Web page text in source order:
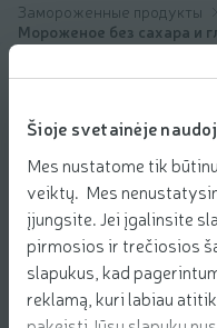
Šioje svetainėje
Mes nustatome tik
veiktų. Mes
įjungsite. Jei įgalinsite
pirmosios ir trečiosios
slapukus, kad
reklamą, kuri labiau
Замороженные продукты
Mороженое без сахара и